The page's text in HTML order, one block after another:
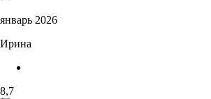
январь 2026
Ирина
8,7